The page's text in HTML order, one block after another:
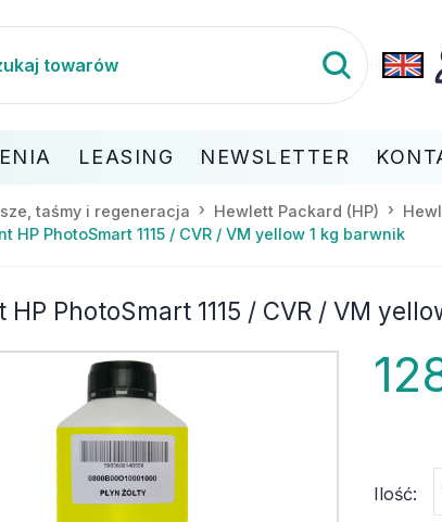
LEASING NEWSLETTER
taśmy i regeneracja Hewlett Packard (HP)
HP PhotoSmart 1115 / CVR / VM yellow 1 kg barwnik
PhotoSmart 1115 / CVR / VM
Ilość: